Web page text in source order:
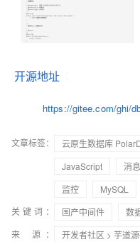
开源地址
https://gitee.com/ghi/
文章标签： 云原生数据库
JavaScript
消
监控
MySQL
关键词：
国产中间件 数
来 源：
开发者社区 > 芋道